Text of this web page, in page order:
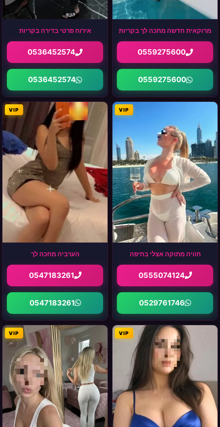
מרוקאית חדשה מחכה לך בקריות
0559275600
0559275600
אירוח פרטי בדירה בקריות
0536452574
0536452574
VIP
חוויה מתוקה אצלי בחיפה
0555074124
0529761746
VIP
הערביה מחכה לך
0547183261
0547183261
VIP
VIP